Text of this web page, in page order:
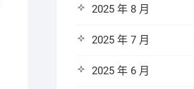
2025 年 8 月
2025 年 7 月
2025 年 6 月